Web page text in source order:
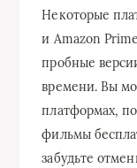
Некоторые
и Amazon
пробные
времени. Вы
платформах,
фильмы
забудьте